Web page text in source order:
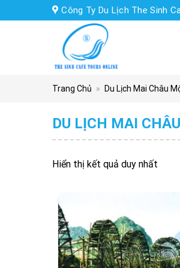
to
Công Ty Du Lịch The Sinh
Trang Chủ » Du Lịch Mai Châu
DU LỊCH MAI
Hiển thị kết quả duy nhất